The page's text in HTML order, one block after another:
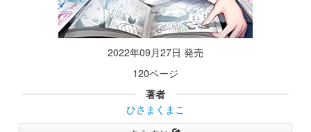
2022年09月27日 発売
120ページ
著者
ひさまくまこ